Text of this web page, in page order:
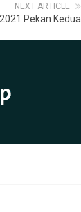
NEXT ARTICLE
Pekan Kedua